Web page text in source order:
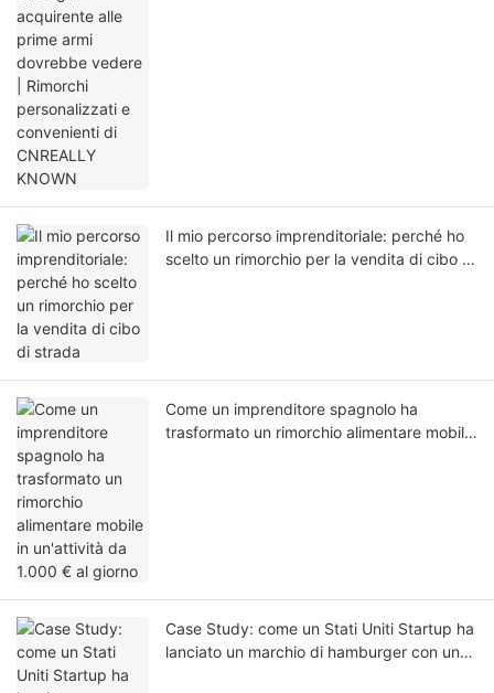
Il mio percorso imprenditoriale: perché ho
scelto un rimorchio per la vendita di cibo di
Come un imprenditore spagnolo ha
trasformato un rimorchio alimentare mobile
Case Study: come un Stati Uniti Startup ha
lanciato un marchio di hamburger con un